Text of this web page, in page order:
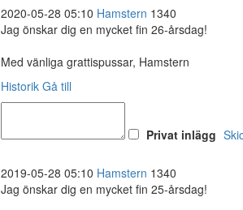
2020-05-28 05:10 Hamstern 1340
Jag önskar dig en mycket fin 26-årsdag!
Med vänliga grattispussar, Hamstern
Historik Gå till
Privat inlägg
2019-05-28 05:10 Hamstern 1340
Jag önskar dig en mycket fin 25-årsdag!